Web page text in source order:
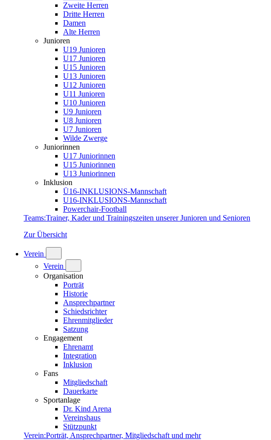
Zweite Herren
Dritte Herren
Damen
Alte Herren
Junioren
U19 Junioren
U17 Junioren
U15 Junioren
U13 Junioren
U12 Junioren
U11 Junioren
U10 Junioren
U9 Junioren
U8 Junioren
U7 Junioren
Wilde Zwerge
Juniorinnen
U17 Juniorinnen
U15 Juniorinnen
U13 Juniorinnen
Inklusion
Ü16-INKLUSIONS-Mannschaft
U16-INKLUSIONS-Mannschaft
Powerchair-Football
Teams:Trainer, Kader und Trainingszeiten unserer Junioren und Senioren
Zur Übersicht
Verein
Verein
Organisation
Porträt
Historie
Ansprechpartner
Schiedsrichter
Ehrenmitglieder
Satzung
Engagement
Ehrenamt
Integration
Inklusion
Fans
Mitgliedschaft
Dauerkarte
Sportanlage
Dr. Kind Arena
Vereinshaus
Stützpunkt
Verein:Porträt, Ansprechpartner, Mitgliedschaft und mehr